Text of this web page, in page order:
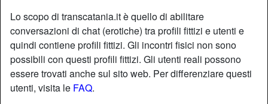
Lo scopo di transcatania.it è quello di abilitare
conversazioni di chat (erotiche) tra profili fittizi e utenti e
quindi contiene profili fittizi. Gli incontri fisici non sono
possibili con questi profili fittizi. Gli utenti reali possono
essere trovati anche sul sito web. Per differenziare questi
utenti, visita le FAQ.
starAggiungi chatChatta adesso